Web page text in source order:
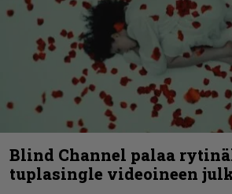
Blind Channel palaa
tuplasingle videoineen